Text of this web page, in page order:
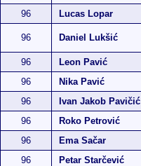
96
Lucas Lopar
96 Daniel Lukšić
96
Leon Pavić
96
Nika Pavić
96
Ivan Jakob Pavičić
96
Roko Petrović
96
Ema Sačar
96
Petar Starčević